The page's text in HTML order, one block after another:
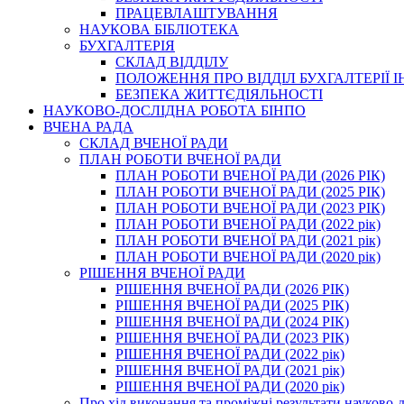
ПРАЦЕВЛАШТУВАННЯ
НАУКОВА БІБЛІОТЕКА
БУХГАЛТЕРІЯ
СКЛАД ВІДДІЛУ
ПОЛОЖЕННЯ ПРО ВІДДІЛ БУХГАЛТЕРІЇ
БЕЗПЕКА ЖИТТЄДІЯЛЬНОСТІ
НАУКОВО-ДОСЛІДНА РОБОТА БІНПО
ВЧЕНА РАДА
СКЛАД ВЧЕНОЇ РАДИ
ПЛАН РОБОТИ ВЧЕНОЇ РАДИ
ПЛАН РОБОТИ ВЧЕНОЇ РАДИ (2026 РІК)
ПЛАН РОБОТИ ВЧЕНОЇ РАДИ (2025 РІК)
ПЛАН РОБОТИ ВЧЕНОЇ РАДИ (2023 РІК)
ПЛАН РОБОТИ ВЧЕНОЇ РАДИ (2022 рік)
ПЛАН РОБОТИ ВЧЕНОЇ РАДИ (2021 рік)
ПЛАН РОБОТИ ВЧЕНОЇ РАДИ (2020 рік)
РІШЕННЯ ВЧЕНОЇ РАДИ
РІШЕННЯ ВЧЕНОЇ РАДИ (2026 РІК)
РІШЕННЯ ВЧЕНОЇ РАДИ (2025 РІК)
РІШЕННЯ ВЧЕНОЇ РАДИ (2024 РІК)
РІШЕННЯ ВЧЕНОЇ РАДИ (2023 РІК)
РІШЕННЯ ВЧЕНОЇ РАДИ (2022 рік)
РІШЕННЯ ВЧЕНОЇ РАДИ (2021 рік)
РІШЕННЯ ВЧЕНОЇ РАДИ (2020 рік)